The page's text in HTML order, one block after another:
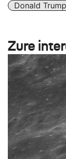
Donald Trump
Zure